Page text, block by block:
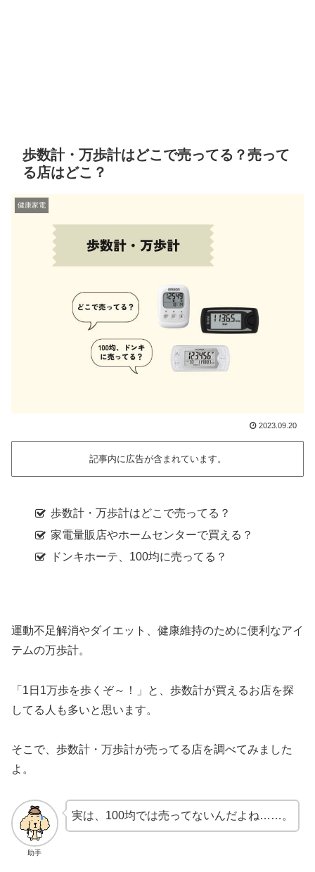
歩数計・万歩計はどこで売ってる？売って
る店はどこ？
健康家電
2023.09.20
記事内に広告が含まれています。
歩数計・万歩計はどこで売ってる？
家電量販店やホームセンターで買える？
ドンキホーテ、100均に売ってる？
運動不足解消やダイエット、健康維持のために便利なアイ
テムの万歩計。
「1日1万歩を歩くぞ～！」と、歩数計が買えるお店を探
してる人も多いと思います。
そこで、歩数計・万歩計が売ってる店を調べてみました
よ。
助手
実は、100均では売ってないんだよね……。